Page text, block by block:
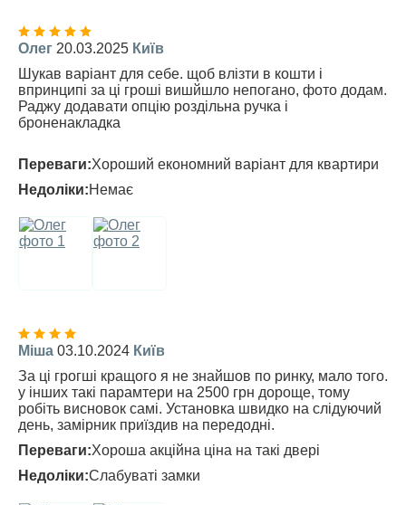
Олег 20.03.2025 Київ
Шукав варіант для себе. щоб влізти в кошти і
впринципі за ці гроші вишйшло непогано, фото додам.
Раджу додавати опцію роздільна ручка і
броненакладка
Переваги:Хороший економний варіант для квартири
Недоліки:Немає
Міша 03.10.2024 Київ
За ці грогші кращого я не знайшов по ринку, мало того.
у інших такі парамтери на 2500 грн дороще, тому
робіть висновок самі. Установка швидко на слідуючий
день, замірник приїздив на передодні.
Переваги:Хороша акційна ціна на такі двері
Недоліки:Слабуваті замки